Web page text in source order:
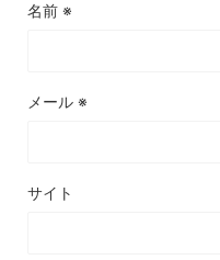
名前 ※
メール ※
サイト